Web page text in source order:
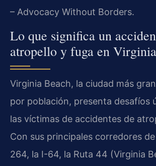
– Advocacy Without Borders.
Lo que significa un
atropello y fuga en
Virginia Beach, la ciudad más
por población, presenta desafíos
las víctimas de accidentes de
Con sus principales corredores
264, la I-64, la Ruta 44 (Virginia